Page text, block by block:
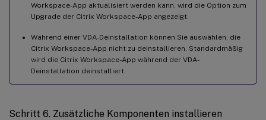
Workspace-App aktualisiert werden kann, wird die Option zum
Upgrade der Citrix Workspace-App angezeigt.
Während einer VDA-Deinstallation können Sie auswählen, die
Citrix Workspace-App nicht zu deinstallieren. Standardmäßig
wird die Citrix Workspace-App während der VDA-
Deinstallation deinstalliert.
Schritt 6. Zusätzliche Komponenten installieren